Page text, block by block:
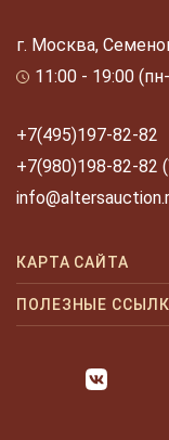
г. Москва,
11:00 - 19:00
+7(495)197-82-82
+7(980)198-82-82
КАРТА САЙТА
Аукционы
Как продать
ПОЛЕЗНЫЕ
Оплата и доставка